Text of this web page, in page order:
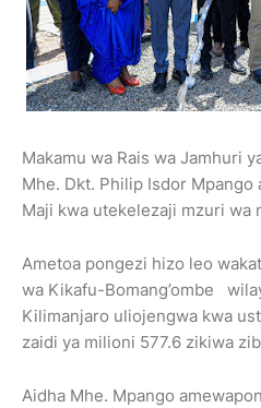
Makamu wa Rais wa Jamhuri
Mhe. Dkt. Philip Isdor Mpango
Maji kwa utekelezaji mzuri wa
Ametoa pongezi hizo leo
wa Kikafu-Bomang’ombe
Kilimanjaro uliojengwa kwa
zaidi ya milioni 577.6 zikiwa
Aidha Mhe. Mpango